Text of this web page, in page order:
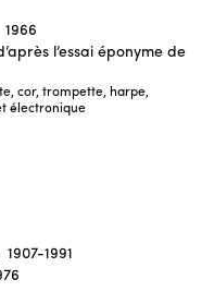
1966
l’essai éponyme de
cor, trompette, harpe,
électronique
1907-1991